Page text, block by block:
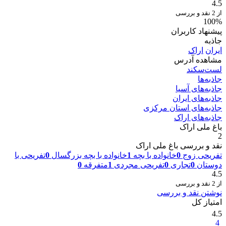
4.5
از 2 نقد و بررسی
100%
پیشنهاد کاربران
جاذبه
ایران اراک
مشاهده آدرس
لست‌سکند
جاذبه‌ها
جاذبه‌های آسیا
جاذبه‌های ایران
جاذبه‌های استان مرکزی
جاذبه‌های اراک
باغ ملی اراک
2
نقد و بررسی باغ ملی اراک
تفریحی زوج 0خانواده با بچه 1خانواده با بچه بزرگسال 0تفریحی با
دوستان 0تجاری 0تفریحی مجردی 1متفرقه 0
4.5
از 2 نقد و بررسی
نوشتن نقد و بررسی
امتیاز کل
4.5
4